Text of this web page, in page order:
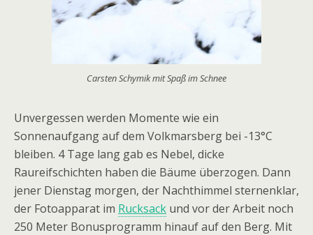
Carsten Schymik mit Spaß im Schnee
Unvergessen werden Momente wie ein
Sonnenaufgang auf dem Volkmarsberg bei -13°C
bleiben. 4 Tage lang gab es Nebel, dicke
Raureifschichten haben die Bäume überzogen. Dann
jener Dienstag morgen, der Nachthimmel sternenklar,
der Fotoapparat im Rucksack und vor der Arbeit noch
250 Meter Bonusprogramm hinauf auf den Berg. Mit